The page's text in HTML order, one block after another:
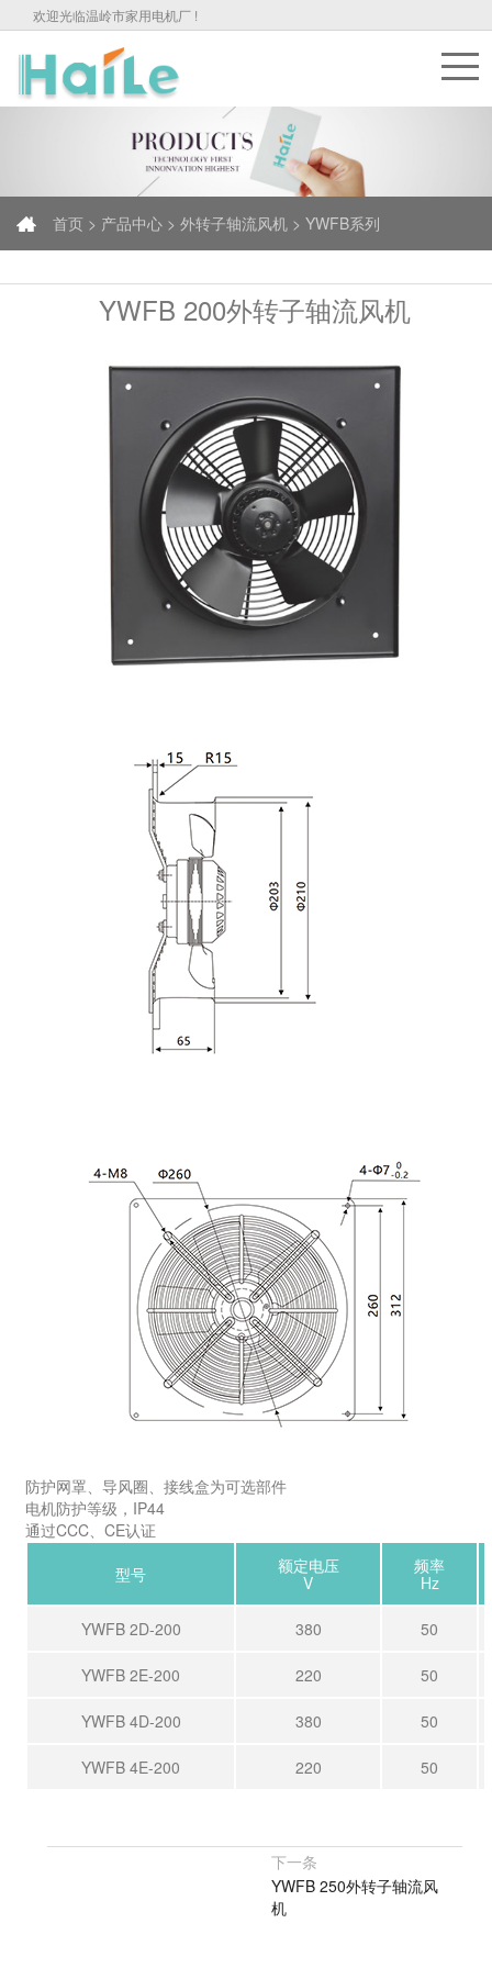
欢迎光临温岭市家用电机厂 !
首页 > 产品中心 > 外转子轴流风机 > YWFB系列
YWFB 200外转子轴流风机
防护网罩、导风圈、接线盒为可选部件
电机防护等级，IP44
通过CCC、CE认证
型号
额定电压
V
频率
Hz
YWFB 2D-200 380 50
YWFB 2E-200 220 50
YWFB 4D-200 380 50
YWFB 4E-200 220 50
下一条
YWFB 250外转子轴流风
机